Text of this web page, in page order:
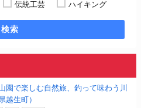
伝統工芸 ハイキング
検索
園で楽しむ自然旅、釣って味わう川
越生町）